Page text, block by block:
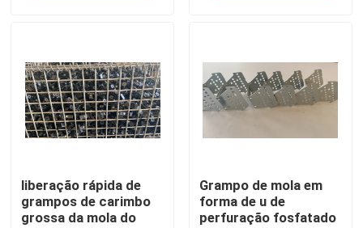
Sobre nós
Controle da qualidade
liberação rápida de
grampos de carimbo
grossa da mola do
Grampo de mola em
forma de u de
perfuração fosfatado